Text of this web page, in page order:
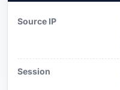
Source IP
Session